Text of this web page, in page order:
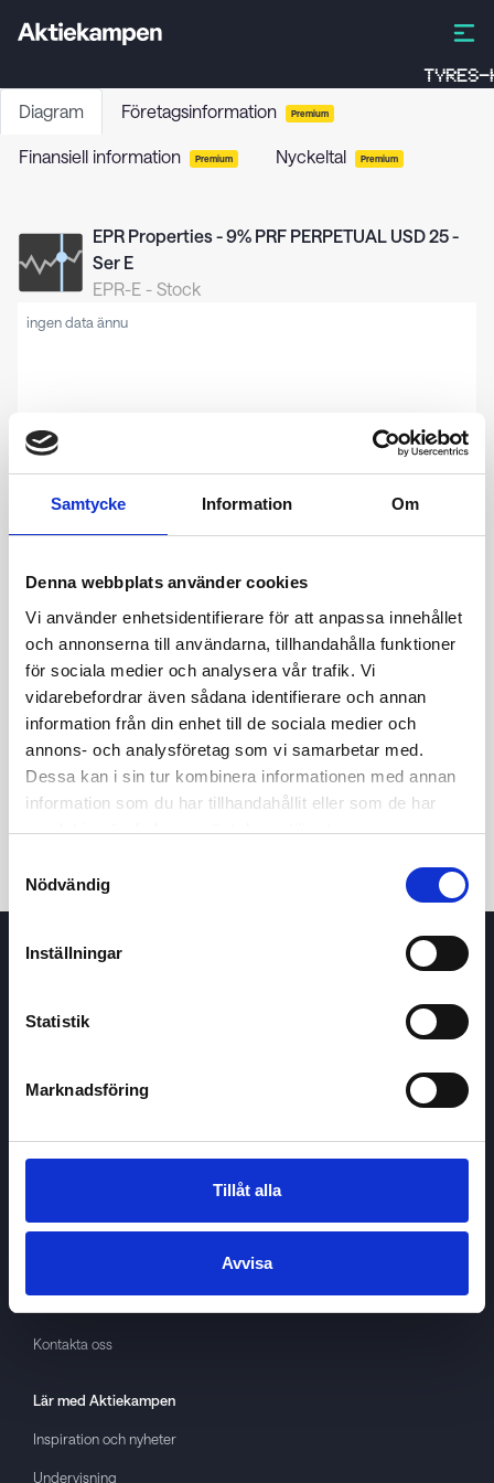
Samtycke Information Om
Denna webbplats använder cookies
Vi använder enhetsidentifierare för att anpassa innehållet
och annonserna till användarna, tillhandahålla funktioner
för sociala medier och analysera vår trafik. Vi
vidarebefordrar även sådana identifierare och annan
information från din enhet till de sociala medier och
annons- och analysföretag som vi samarbetar med.
Dessa kan i sin tur kombinera informationen med annan
information som du har tillhandahållit eller som de har
samlat in när du har använt deras tjänster.
Nödvändig
Inställningar
Statistik
Marknadsföring
Tillåt alla
Avvisa
TYRES-
Diagram Företagsinformation Premium
Finansiell information Premium Nyckeltal Premium
EPR Properties - 9% PRF PERPETUAL USD 25 -
Ser E
EPR-E - Stock
ingen data ännu
24t 7d 1m 3m 1å 5å
Köp / Sälj
About cookies
Kontakta oss
Lär med Aktiekampen
Inspiration och nyheter
Undervisning